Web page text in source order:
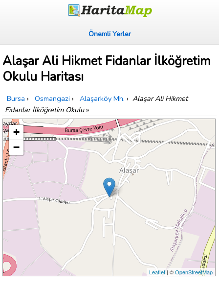
Önemli Yerler
Alaşar Ali Hikmet Fidanlar İlköğretim
Okulu Haritası
Bursa › Osmangazi › Alaşarköy Mh. › Alaşar Ali Hikmet
Fidanlar İlköğretim Okulu»
+
−
Leaflet| ©OpenStreetMap